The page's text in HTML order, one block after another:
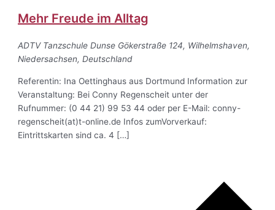
Mehr Freude im Alltag
ADTV Tanzschule Dunse Gökerstraße 124, Wilhelmshaven,
Niedersachsen, Deutschland
Referentin: Ina Oettinghaus aus Dortmund Information zur
Veranstaltung: Bei Conny Regenscheit unter der
Rufnummer: (0 44 21) 99 53 44 oder per E-Mail: conny-
regenscheit(at)t-online.de Infos zumVorverkauf:
Eintrittskarten sind ca. 4 […]